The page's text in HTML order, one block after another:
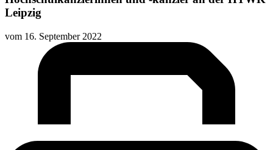
Leipzig
vom 16. September 2022